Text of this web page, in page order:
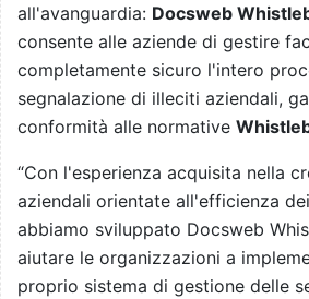
all'avanguardia: Docsweb
consente alle aziende di gestire
completamente sicuro l'intero
segnalazione di illeciti aziendali,
conformità alle normative
“Con l'esperienza acquisita nella
aziendali orientate all'efficienza
abbiamo sviluppato Docsweb
aiutare le organizzazioni a
proprio sistema di gestione delle